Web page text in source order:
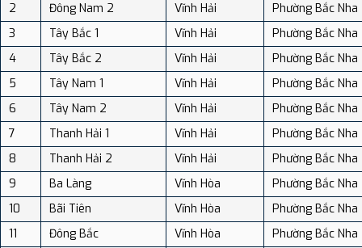
2
Đông Nam 2 Vĩnh Hải
Phường Bắc
3
Tây Bắc 1 Vĩnh Hải
Phường Bắc
4
Tây Bắc 2 Vĩnh Hải
Phường Bắc
5
Tây Nam 1 Vĩnh Hải
Phường Bắc
6
Tây Nam 2 Vĩnh Hải
Phường Bắc
7
Thanh Hải 1 Vĩnh Hải
Phường Bắc
8
Thanh Hải 2 Vĩnh Hải
Phường Bắc
9
Ba Làng Vĩnh Hòa
Phường Bắc
10
Bãi Tiên Vĩnh Hòa
Phường Bắc
11
Đông Bắc Vĩnh Hòa
Phường Bắc